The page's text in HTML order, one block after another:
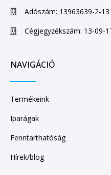
Adószám: 13963639-2-13
Cégjegyzékszám: 13-09-
NAVIGÁCIÓ
Termékeink
Iparágak
Fenntarthatóság
Hírek/blog